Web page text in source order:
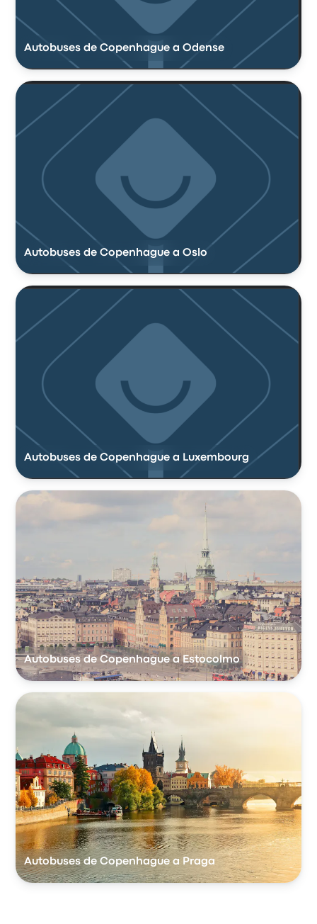
Autobuses de Copenhague a Odense
Autobuses de Copenhague a Oslo
Autobuses de Copenhague a Luxembourg
Autobuses de Copenhague a Estocolmo
Autobuses de Copenhague a Praga